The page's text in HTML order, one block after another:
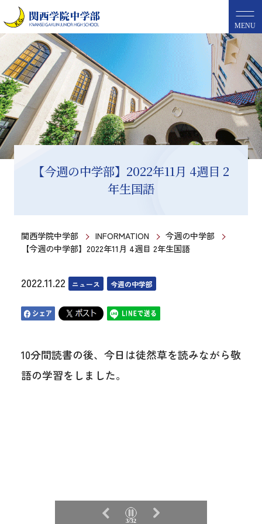
MENU
【今週の中学部】2022年11月 4週目 2
年生国語
関西学院中学部 INFORMATION
今週の中学部
【今週の中学部】2022年11月 4週目 2年生国語
2022.11.22 ニュース 今週の中学部
10分間読書の後、今日は徒然草を読みながら敬
語の学習をしました。
3/32